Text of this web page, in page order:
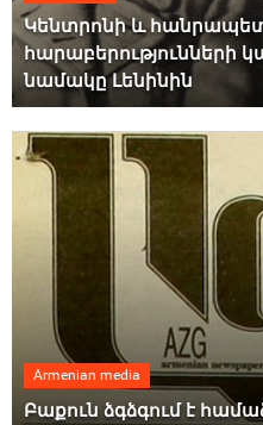
Կենտրոնի և
հարաբերությունների
նամակը Լենինին
Armenian media
Բաքուն ձգձգում է